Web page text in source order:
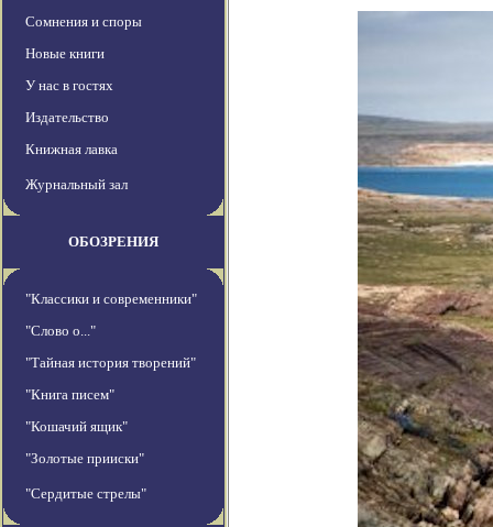
Сомнения и споры
Новые книги
У нас в гостях
Издательство
Книжная лавка
Журнальный зал
ОБОЗРЕНИЯ
"Классики и современники"
"Слово о..."
"Тайная история творений"
"Книга писем"
"Кошачий ящик"
"Золотые прииски"
"Сердитые стрелы"